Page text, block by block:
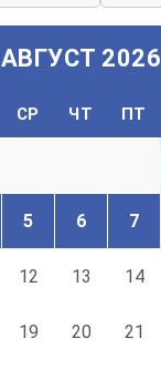
АВГУСТ 2026
СР ЧТ ПТ
5 6 7
12 13 14
19 20 21